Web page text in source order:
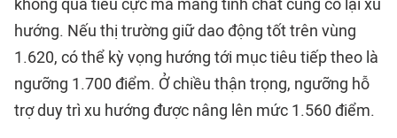
không quá tiêu cực mà mang tính chất củng cố lại xu
hướng. Nếu thị trường giữ dao động tốt trên vùng
1.620, có thể kỳ vọng hướng tới mục tiêu tiếp theo là
ngưỡng 1.700 điểm. Ở chiều thận trọng, ngưỡng hỗ
trợ duy trì xu hướng được nâng lên mức 1.560 điểm.